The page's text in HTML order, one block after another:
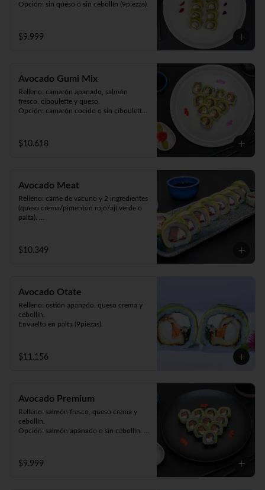
Opción: sin queso o sin cebollín (9piezas).
$9.999
Avocado Gumi Mix
Relleno: camarón apanado, salmón
fresco, ciboulette y queso.
Opción: camarón cocido o sin ciboulette
$10.618
Avocado Meat
Relleno: carne de vacuno y 2 ingredientes
(queso crema/pimentón rojo/ají verde o
palta).
$10.349
Avocado Otate
Relleno: ostión apanado, queso crema y
cebollín.
Envuelto en palta (9piezas).
$11.156
Avocado Premium
Relleno: salmón fresco, queso crema y
cebollín.
Opción: salmón apanado o sin cebollín.
$9.999